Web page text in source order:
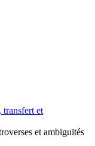
transfert et
et ambiguïtés